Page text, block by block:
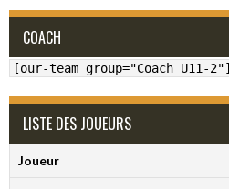
COACH
[our-team group="Coach U11-2"]
LISTE DES JOUEURS
Joueur